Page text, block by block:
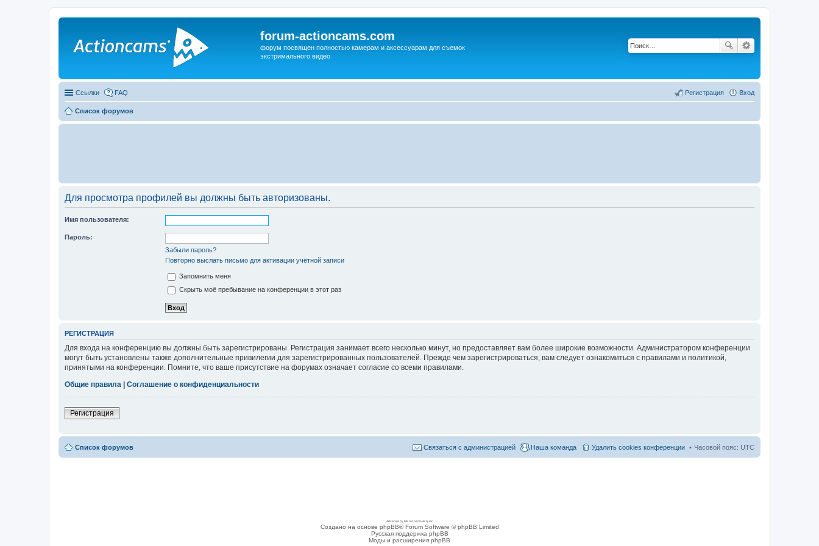
forum-actioncams.com
форум посвящен полностью камерам и аксессуарам для съемок
экстримального видео
Ссылки FAQ Вход
Регистрация
Список форумов
Для просмотра профилей вы должны быть авторизованы.
Имя пользователя:
Пароль:
Забыли пароль?
Повторно выслать письмо для активации учётной записи
Запомнить меня
Скрыть моё пребывание на конференции в этот раз
РЕГИСТРАЦИЯ
Для входа на конференцию вы должны быть зарегистрированы. Регистрация занимает всего несколько минут, но предоставляет вам более широкие возможности. Администратором конференции
могут быть установлены также дополнительные привилегии для зарегистрированных пользователей. Прежде чем зарегистрироваться, вам следует ознакомиться с правилами и политикой,
принятыми на конференции. Помните, что ваше присутствие на форумах означает согласие со всеми правилами.
Общие правила | Соглашение о конфиденциальности
Регистрация
Список форумов Часовой пояс: UTC
Удалить cookies конференции
Наша команда
Связаться с администрацией
Adsense by Microcosmo Acquari
Создано на основе phpBB® Forum Software © phpBB Limited
Русская поддержка phpBB
Моды и расширения phpBB